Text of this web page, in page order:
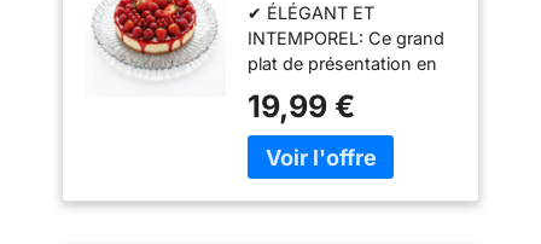
Grand Plateau de
Service
Transparent, Plat à
Gâteau, Plateau
Dessert, Fromage,
Apéritif, Fruits et
Décoration de
✔ ÉLÉGANT ET
INTEMPOREL: Ce grand
plat de présentation en
apporte une touche
raffinée à toutes les
tables. Son design
19,99 €